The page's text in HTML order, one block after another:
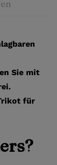
Sie mit
für